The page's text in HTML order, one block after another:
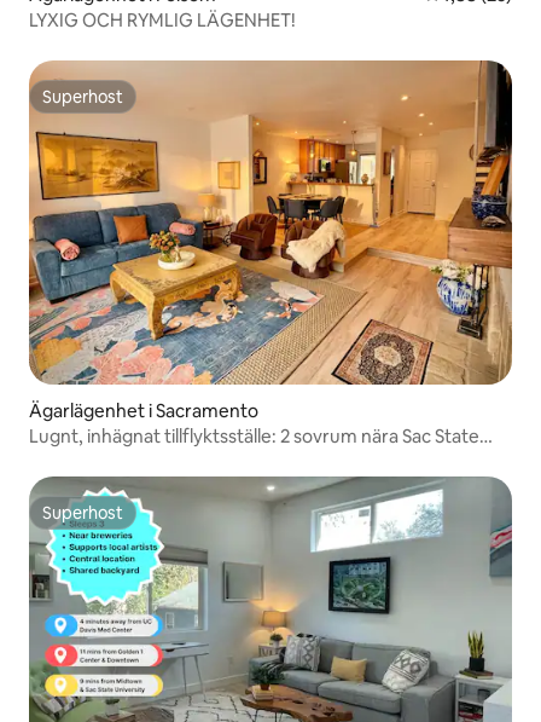
LYXIG OCH RYMLIG LÄGENHET!
Superhost
Superhost
Ägarlägenhet i Sacramento
Lugnt, inhägnat tillflyktsställe: 2 sovrum nära Sac State
Superhost
Superhost